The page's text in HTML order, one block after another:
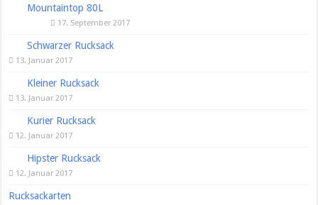
Mountaintop 80L
17. September 2017
Schwarzer Rucksack
13. Januar 2017
Kleiner Rucksack
13. Januar 2017
Kurier Rucksack
12. Januar 2017
Hipster Rucksack
12. Januar 2017
Rucksackarten